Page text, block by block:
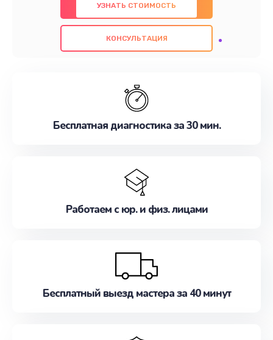
использованием оригинальных компонентов, а
также гарантируем качество всех
проведенных работ. Наша цель - предоставить
наилучшим образом. Не медлите записаться на
УЗНАТЬ СТОИМОСТЬ
КОНСУЛЬТАЦИЯ
Бесплатная диагностика за 30 мин.
Работаем с юр. и физ. лицами
Бесплатный выезд мастера за 40 минут